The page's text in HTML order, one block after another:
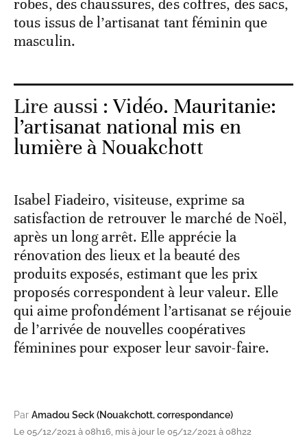
robes, des chaussures, des coffres, des sacs,
tous issus de l’artisanat tant féminin que
masculin.
Lire aussi :Vidéo. Mauritanie:
l’artisanat national mis en
lumière à Nouakchott
Isabel Fiadeiro, visiteuse, exprime sa
satisfaction de retrouver le marché de Noël,
après un long arrêt. Elle apprécie la
rénovation des lieux et la beauté des
produits exposés, estimant que les prix
proposés correspondent à leur valeur. Elle
qui aime profondément l’artisanat se réjouie
de l’arrivée de nouvelles coopératives
féminines pour exposer leur savoir-faire.
Par Amadou Seck (Nouakchott, correspondance)
Le 05/12/2021 à 08h16, mis à jour le 05/12/2021 à 08h22